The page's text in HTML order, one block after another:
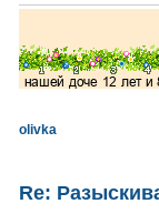
olivka
Re: